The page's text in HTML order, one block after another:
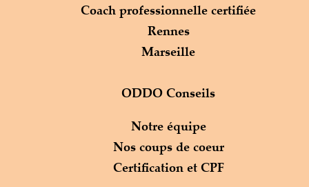
Coach professionnelle certifiée
Rennes
Marseille
ODDO Conseils
Notre équipe
Nos coups de coeur
Certification et CPF